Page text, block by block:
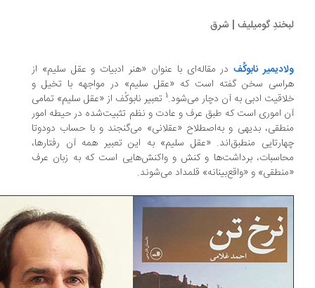
گومیلیف | شرق
نابوکُف در مقاله‌ای با عنوان «هنر ادبیات و عقل سلیم» از
سخن گفته است که «عقل سلیم» در مواجهه با تخیل و
ادبی به آن دچار می‌شود.تعبیر نابوکُف از «عقل سلیم» تمامی
اموری است که طبق عرف و عادت و نظم تثبیت‌شده در حیطه امور
بدیهی و به‌اصطلاح «عقلانی» می‌گنجند و با حساب دودوتا‌
منطبق‌اند. «عقل سلیم» به این تعبیر همه آن رفتارها،
برداشت‌ها و کنش و واکنش‌هایی است که به زبان عرف
و «واقع‌بینانه» قلمداد می‌شوند.